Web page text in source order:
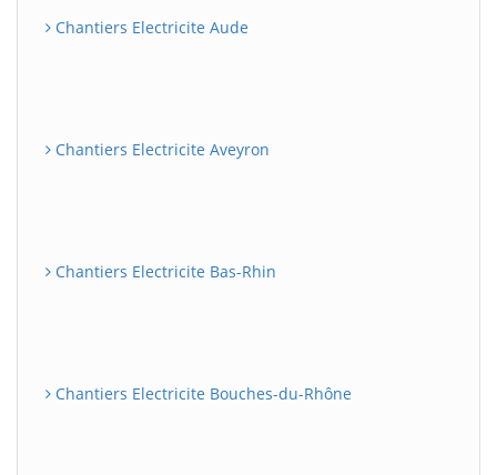
Chantiers Electricite Aude
Chantiers Electricite Aveyron
Chantiers Electricite Bas-Rhin
Chantiers Electricite Bouches-du-Rhône